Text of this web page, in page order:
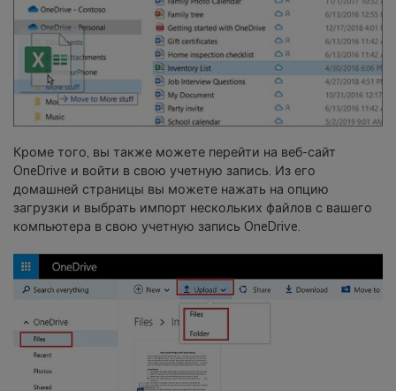
Кроме того, вы также можете перейти на веб-сайт
OneDrive и войти в свою учетную запись. Из его
домашней страницы вы можете нажать на опцию
загрузки и выбрать импорт нескольких файлов с вашего
компьютера в свою учетную запись OneDrive.